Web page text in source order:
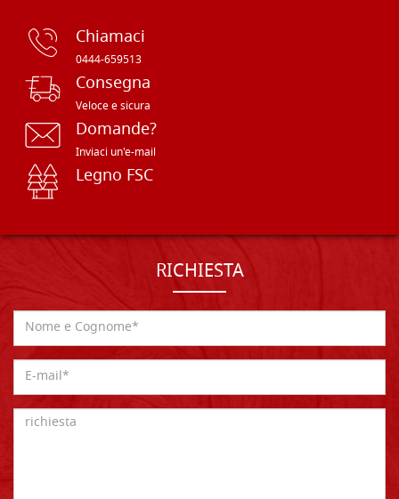
Chiamaci
0444-659513
Consegna
Veloce e sicura
Domande?
Inviaci un'e-mail
Legno FSC
RICHIESTA